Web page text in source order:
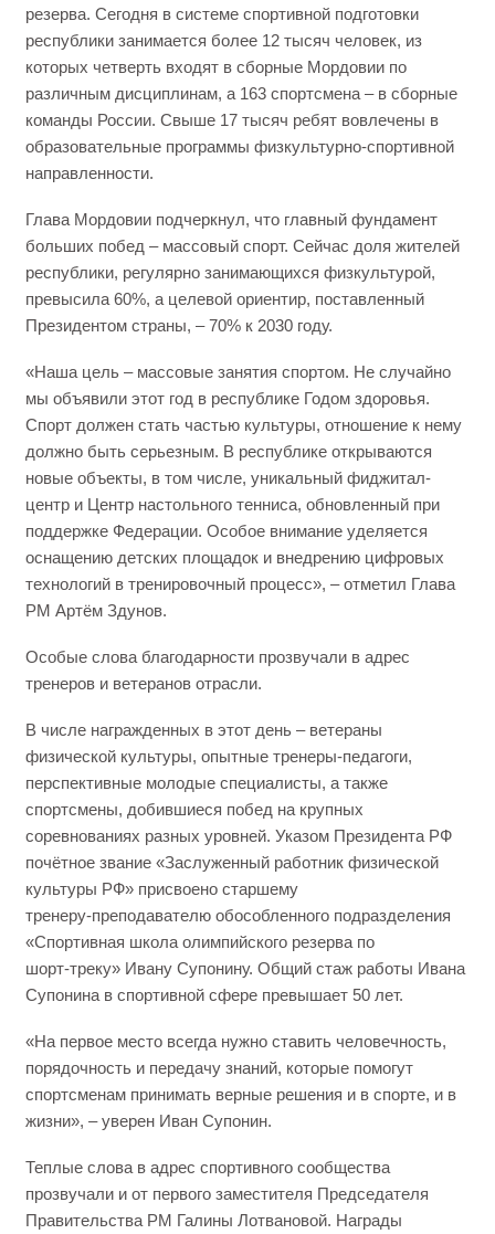
резерва. Сегодня в системе спортивной подготовки
республики занимается более 12 тысяч человек, из
которых четверть входят в сборные Мордовии по
различным дисциплинам, а 163 спортсмена – в сборные
команды России. Свыше 17 тысяч ребят вовлечены в
образовательные программы физкультурно-спортивной
направленности.
Глава Мордовии подчеркнул, что главный фундамент
больших побед – массовый спорт. Сейчас доля жителей
республики, регулярно занимающихся физкультурой,
превысила 60%, а целевой ориентир, поставленный
Президентом страны, – 70% к 2030 году.
«Наша цель – массовые занятия спортом. Не случайно
мы объявили этот год в республике Годом здоровья.
Спорт должен стать частью культуры, отношение к нему
должно быть серьезным. В республике открываются
новые объекты, в том числе, уникальный фиджитал-
центр и Центр настольного тенниса, обновленный при
поддержке Федерации. Особое внимание уделяется
оснащению детских площадок и внедрению цифровых
технологий в тренировочный процесс», – отметил Глава
РМ Артём Здунов.
Особые слова благодарности прозвучали в адрес
тренеров и ветеранов отрасли.
В числе награжденных в этот день – ветераны
физической культуры, опытные тренеры‑педагоги,
перспективные молодые специалисты, а также
спортсмены, добившиеся побед на крупных
соревнованиях разных уровней. Указом Президента РФ
почётное звание «Заслуженный работник физической
культуры РФ» присвоено старшему
тренеру‑преподавателю обособленного подразделения
«Спортивная школа олимпийского резерва по
шорт‑треку» Ивану Супонину. Общий стаж работы Ивана
Супонина в спортивной сфере превышает 50 лет.
«На первое место всегда нужно ставить человечность,
порядочность и передачу знаний, которые помогут
спортсменам принимать верные решения и в спорте, и в
жизни», – уверен Иван Супонин.
Теплые слова в адрес спортивного сообщества
прозвучали и от первого заместителя Председателя
Правительства РМ Галины Лотвановой. Награды